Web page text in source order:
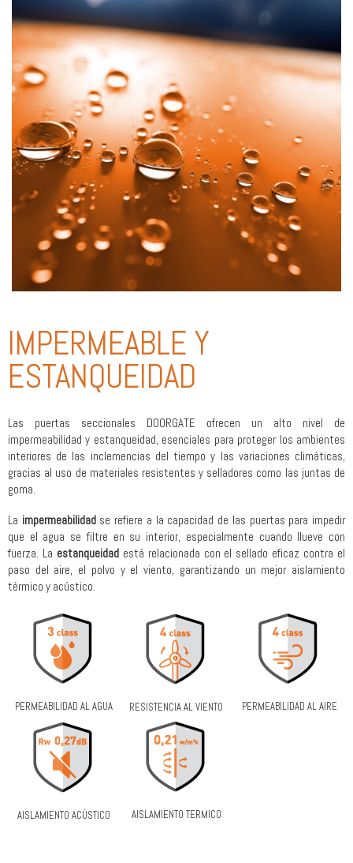
IMPERMEABLE Y
ESTANQUEIDAD
Las puertas seccionales DOORGATE ofrecen un alto nivel de
impermeabilidad y estanqueidad, esenciales para proteger los ambientes
interiores de las inclemencias del tiempo y las variaciones climáticas,
gracias al uso de materiales resistentes y selladores como las juntas de
goma.
La impermeabilidadse refiere a la capacidad de las puertas para impedir
que el agua se filtre en su interior, especialmente cuando llueve con
fuerza. La estanqueidadestá relacionada con el sellado eficaz contra el
paso del aire, el polvo y el viento, garantizando un mejor aislamiento
térmico y acústico.
PERMEABILIDAD AL AGUA RESISTENCIA AL VIENTO PERMEABILIDAD AL AIRE
AISLAMIENTO ACÚSTICO AISLAMIENTO TERMICO